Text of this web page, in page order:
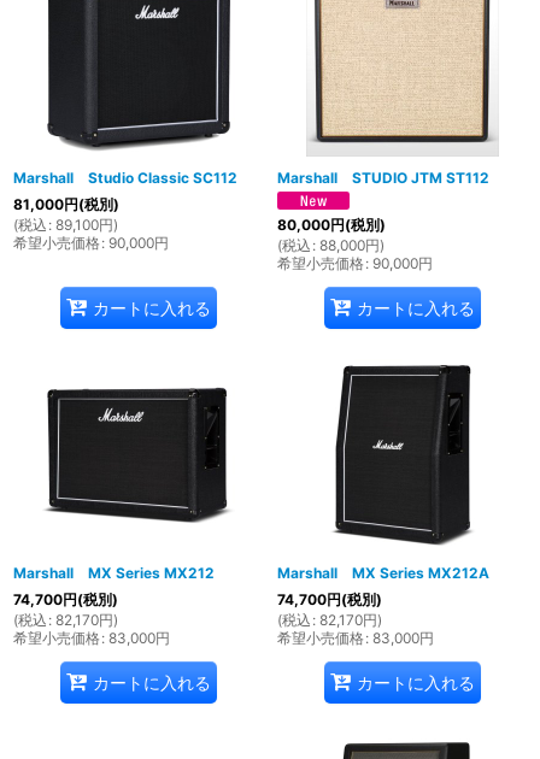
Marshall Studio Classic SC112
81,000円(税別)
(税込 : 89,100円)
希望小売価格: 90,000円
カートに入れる
Marshall STUDIO JTM ST112
80,000円(税別)
(税込 : 88,000円)
希望小売価格: 90,000円
カートに入れる
Marshall MX Series MX212
74,700円(税別)
(税込 : 82,170円)
希望小売価格: 83,000円
カートに入れる
Marshall MX Series MX212A
74,700円(税別)
(税込 : 82,170円)
希望小売価格: 83,000円
カートに入れる